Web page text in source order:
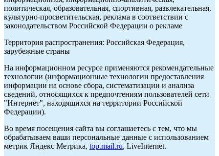
политическая, образовательная, спортивная, развлекательная,
культурно-просветительская, реклама в соответствии с
законодательством Российской Федерации о рекламе
Территория распространения: Российская Федерация,
зарубежные страны
На информационном ресурсе применяются рекомендательные
технологии (информационные технологии предоставления
информации на основе сбора, систематизации и анализа
сведений, относящихся к предпочтениям пользователей сети
"Интернет", находящихся на территории Российской
Федерации).
Во время посещения сайта вы соглашаетесь с тем, что мы
обрабатываем ваши персональные данные с использованием
метрик Яндекс Метрика, top.mail.ru, LiveInternet.